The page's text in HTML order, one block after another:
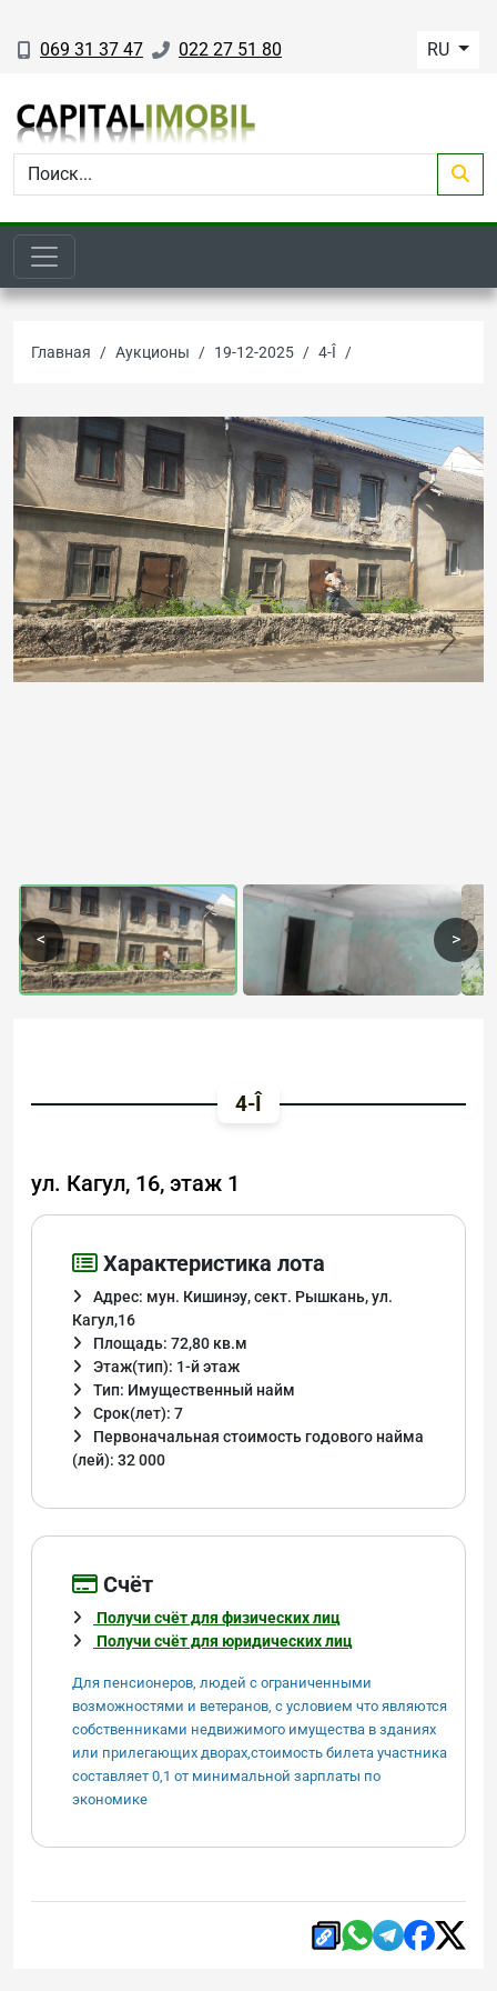
069 31 37 47 022 27 51 80 RU
Главная Аукционы 19-12-2025 4-Î
Previous Next
< >
4-Î
ул. Кагул, 16, этаж 1
Характеристика лота
Адрес: мун. Кишинэу, сект. Рышкань, ул.
Кагул,16
Площадь: 72,80 кв.м
Этаж(тип): 1-й этаж
Тип: Имущественный найм
Срок(лет): 7
Первоначальная стоимость годового найма
(лей): 32 000
Cчёт
Получи счёт для физических лиц
Получи счёт для юридических лиц
Для пенсионеров, людей с ограниченными
возможностями и ветеранов, с условием что являются
собственниками недвижимого имущества в зданиях
или прилегающих дворах,стоимость билета участника
составляет 0,1 от минимальной зарплаты по
экономике